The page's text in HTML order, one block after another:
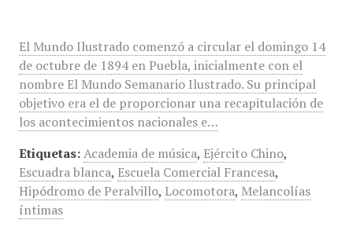
El Mundo Ilustrado comenzó a circular el domingo 14
de octubre de 1894 en Puebla, inicialmente con el
nombre El Mundo Semanario Ilustrado. Su principal
objetivo era el de proporcionar una recapitulación de
los acontecimientos nacionales e…
Etiquetas: Academia de música, Ejército Chino,
Escuadra blanca, Escuela Comercial Francesa,
Hipódromo de Peralvillo, Locomotora, Melancolías
íntimas